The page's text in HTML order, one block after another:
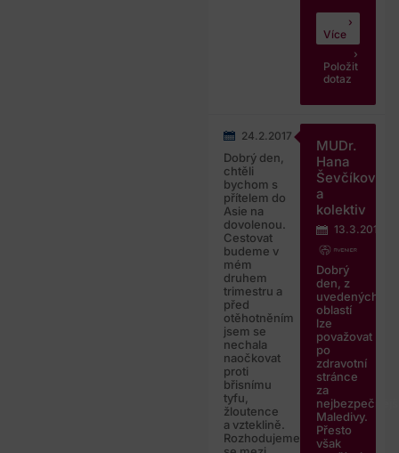
Více
Položit
dotaz
24.2.2017
Dobrý den,
chtěli
bychom s
přítelem do
Asie na
dovolenou.
Cestovat
budeme v
mém
druhem
trimestru a
před
otěhotněním
jsem se
nechala
naočkovat
proti
břisnímu
tyfu,
žloutence
a vzteklině.
Rozhodujeme
MUDr.
Hana
Ševčíková
a
kolektiv
13.3.2017
Dobrý
den, z
uvedených
oblastí
lze
považovat
po
zdravotní
stránce
za
Maledivy.
Přesto
však